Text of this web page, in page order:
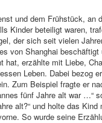
und dem Frühstück, an
Kinder beteiligt waren,
der sich seit vielen
von Shanghai beschäftigt
hat, erzählte mit Liebe,
Leben. Dabei bezog
Zum Beispiel fragte er
fünf Jahre alt war …“
alt?“ und holte das Kind
So wurde seine